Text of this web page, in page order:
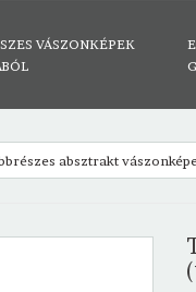
VÁSZONKÉPEK
absztrakt